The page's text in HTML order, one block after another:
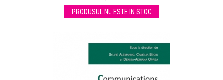
PRODUSUL NU ESTE IN STOC